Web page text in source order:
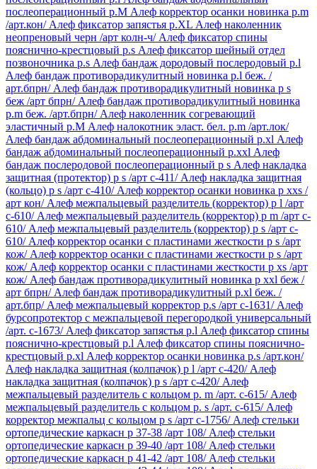
послеоперационный р.М Алеф корректор осанки новинка р.m
/арт.кон/ Алеф фиксатор запястья р.XL Алеф наколенник
неопреновый черн /арт колн-ч/ Алеф фиксатор спины
пояснично-крестцовый р.s Алеф фиксатор шейный отдел
позвоночника р.s Алеф бандаж дородовый послеродовый р.l
Алеф бандаж противорадикулитный новинка р.l беж. /
арт.бпрн/ Алеф бандаж противорадикулитный новинка р s
беж /арт бпрн/ Алеф бандаж противорадикулитный новинка
р.m беж. /арт.бпрн/ Алеф наколенник согревающий
эластичный р.М Алеф налокотник эласт. бел. р.m /арт.лок/
Алеф бандаж абдоминальный послеоперационный р.xl Алеф
бандаж абдоминальный послеоперационный р.xxl Алеф
бандаж послеродовой послеоперационный р s Алеф накладка
защитная (протектор) р s /арт с-411/ Алеф накладка защитная
(кольцо) р s /арт с-410/ Алеф корректор осанки новинка р xxs /
арт кон/ Алеф межпальцевый разделитель (корректор) р l /арт
c-610/ Алеф межпальцевый разделитель (корректор) р m /арт c-
610/ Алеф межпальцевый разделитель (корректор) р s /арт c-
610/ Алеф корректор осанки с пластинами жесткости р s /арт
кож/ Алеф корректор осанки с пластинами жесткости р s /арт
кож/ Алеф корректор осанки с пластинами жесткости р xs /арт
кож/ Алеф бандаж противорадикулитный новинка р xxl беж /
арт бпрн/ Алеф бандаж противорадикулитный р.xl беж. /
арт.бпр/ Алеф межпальцевый корректор р.s /арт c-1631/ Алеф
бурсопротектор с межпальцевой перегородкой универсальный
/арт. c-1673/ Алеф фиксатор запястья р.l Алеф фиксатор спины
пояснично-крестцовый р.l Алеф фиксатор спины пояснично-
крестцовый р.xl Алеф корректор осанки новинка р.s /арт.кон/
Алеф накладка защитная (колпачок) р l /арт с-420/ Алеф
накладка защитная (колпачок) р s /арт с-420/ Алеф
межпальцевый разделитель с кольцом р. m /арт. c-615/ Алеф
межпальцевый разделитель с кольцом р. s /арт. c-615/ Алеф
корректор межпальц с кольцом р s /арт c-1756/ Алеф стельки
ортопедические каркасн р 37-38 /арт 108/ Алеф стельки
ортопедические каркасн р 39-40 /арт 108/ Алеф стельки
ортопедические каркасн р 41-42 /арт 108/ Алеф стельки